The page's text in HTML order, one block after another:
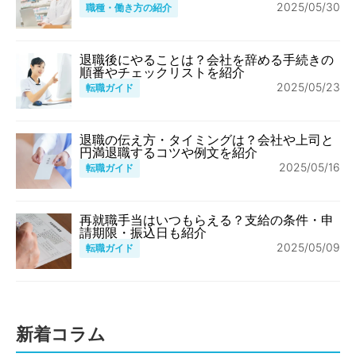
職種・働き方の紹介 2025/05/30
退職後にやることは？会社を辞める手続きの
順番やチェックリストを紹介
転職ガイド 2025/05/23
退職の伝え方・タイミングは？会社や上司と
円満退職するコツや例文を紹介
転職ガイド 2025/05/16
再就職手当はいつもらえる？支給の条件・申
請期限・振込日も紹介
転職ガイド 2025/05/09
新着コラム